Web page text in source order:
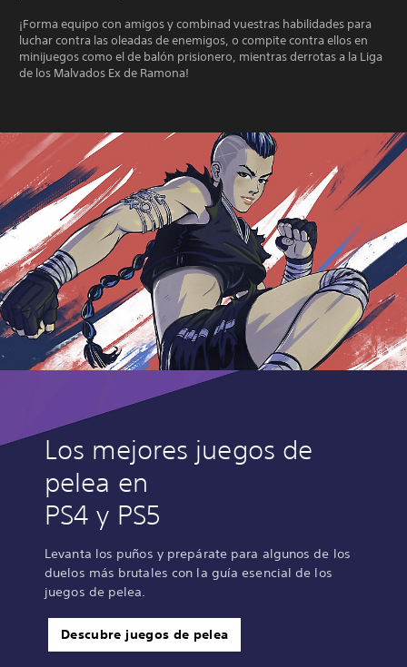
¡Forma equipo con amigos y combinad vuestras habilidades para
luchar contra las oleadas de enemigos, o compite contra ellos en
minijuegos como el de balón prisionero, mientras derrotas a la Liga
de los Malvados Ex de Ramona!
Los mejores juegos de
pelea en
PS4 y PS5
Levanta los puños y prepárate para algunos de los
duelos más brutales con la guía esencial de los
juegos de pelea.
Descubre juegos de pelea